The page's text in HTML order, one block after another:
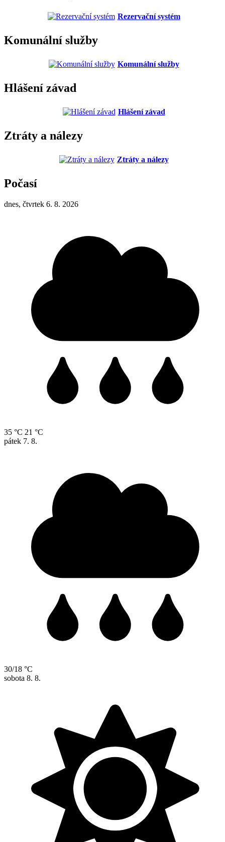
Rezervační systém
Komunální služby
Komunální služby
Hlášení závad
Hlášení závad
Ztráty a nálezy
Ztráty a nálezy
Počasí
dnes, čtvrtek 6. 8. 2026
35 °C 21 °C
pátek 7. 8.
30/18 °C
sobota 8. 8.